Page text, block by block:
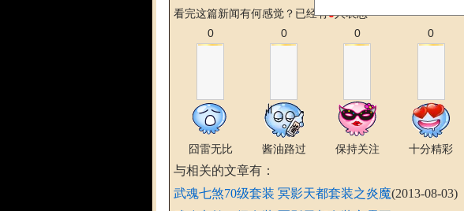
看完这篇新闻有何感觉？已经有0人表态
0
囧雷无比
0
酱油路过
0
保持关注
0
十分精彩
与相关的文章有：
武魂七煞70级套装 冥影天都套装之炎魔(2013-08-03)